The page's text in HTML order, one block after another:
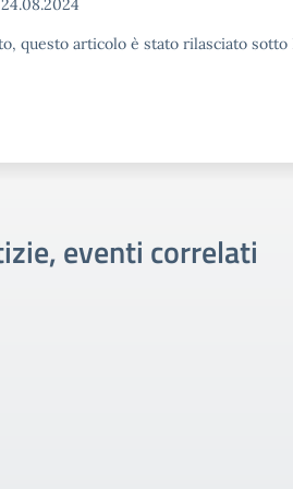
24.08.2024
questo articolo è stato rilasciato
eventi correlati